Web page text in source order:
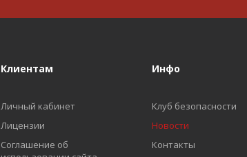
Клиентам
Личный кабинет
Лицензии
Соглашение об
Инфо
Клуб безопасности
Новости
Контакты